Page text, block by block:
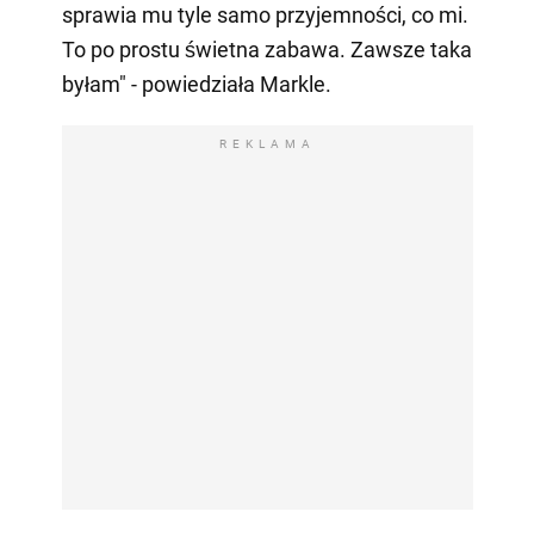
sprawia mu tyle samo przyjemności, co mi.
To po prostu świetna zabawa. Zawsze taka
byłam" - powiedziała Markle.
REKLAMA